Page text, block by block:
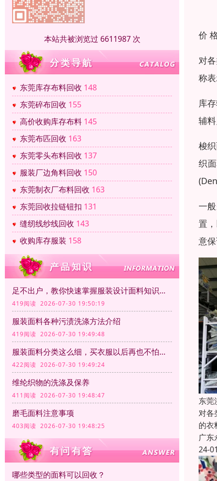
本站共被浏览过 6611987 次
东莞库存布料回收 148
东莞碎布回收 155
高价收购库存布料 145
东莞布匹回收 163
东莞零头布料回收 137
服装厂边角料回收 150
东莞制衣厂布料回收 163
东莞回收拉链钮扣 131
缝纫线纱线回收 143
收购库存服装 158
足不出户，教你快速掌握服装设计面料知识大全
419阅读 2026-07-30 19:50:19
服装面料各种污渍洗涤方法介绍
419阅读 2026-07-30 19:49:48
服装面料分类这么细，买衣服以后再也不怕被坑了
422阅读 2026-07-30 19:49:24
维纶织物的洗涤及保养
411阅读 2026-07-30 19:48:47
磨毛面料注意事项
403阅读 2026-07-30 19:48:25
哪些类型的面料可以回收？
价
对
称
库
辅
梭
织
一
置
意
东莞
对各
的衣
广东
24-